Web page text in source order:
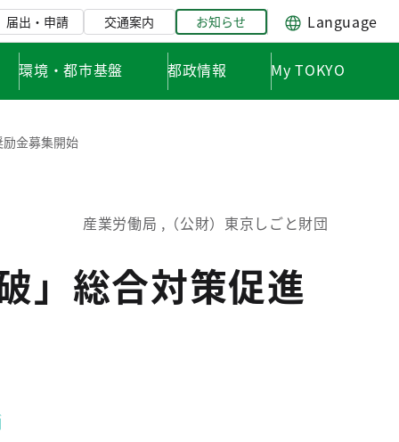
届出・申請 交通案内 お知らせ Language
環境・都市基盤 都政情報 My TOKYO
金募集開始
産業労働局 ,（公財）東京しごと財団
」総合対策促進